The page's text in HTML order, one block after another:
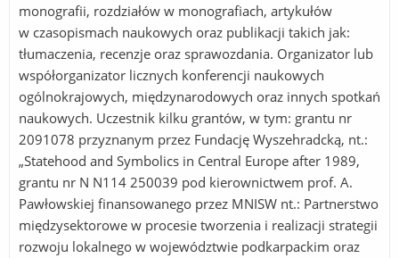
monografii, rozdziałów w monografiach, artykułów
w czasopismach naukowych oraz publikacji takich jak:
tłumaczenia, recenzje oraz sprawozdania. Organizator lub
współorganizator licznych konferencji naukowych
ogólnokrajowych, międzynarodowych oraz innych spotkań
naukowych. Uczestnik kilku grantów, w tym: grantu nr
2091078 przyznanym przez Fundację Wyszehradcką, nt.:
„Statehood and Symbolics in Central Europe after 1989,
grantu nr N N114 250039 pod kierownictwem prof. A.
Pawłowskiej finansowanego przez MNISW nt.: Partnerstwo
międzysektorowe w procesie tworzenia i realizacji strategii
rozwoju lokalnego w województwie podkarpackim oraz